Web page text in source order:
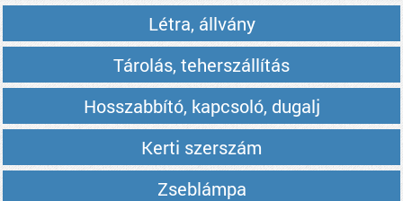
Létra, állvány
Tárolás, teherszállítás
Hosszabbító, kapcsoló, dugalj
Kerti szerszám
Zseblámpa